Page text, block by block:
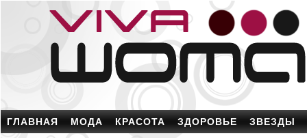
ГЛАВНАЯ МОДА КРАСОТА ЗДОРОВЬЕ ЗВЕЗДЫ